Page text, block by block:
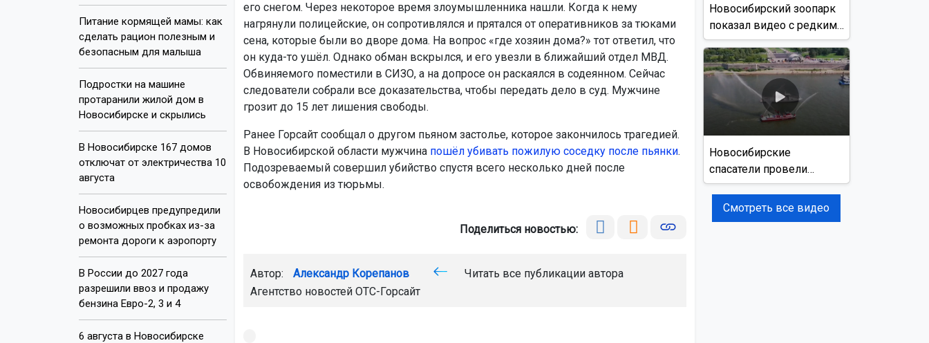
Питание кормящей мамы: как
сделать рацион полезным и
безопасным для малыша
Подростки на машине
протаранили жилой дом в
Новосибирске и скрылись
В Новосибирске 167 домов
отключат от электричества 10
августа
Новосибирцев предупредили
о возможных пробках из-за
ремонта дороги к аэропорту
В России до 2027 года
разрешили ввоз и продажу
бензина Евро-2, 3 и 4
6 августа в Новосибирске
его снегом. Через некоторое время злоумышленника нашли. Когда к нему
нагрянули полицейские, он сопротивлялся и прятался от оперативников за тюками
сена, которые были во дворе дома. На вопрос «где хозяин дома?» тот ответил, что
он куда-то ушёл. Однако обман вскрылся, и его увезли в ближайший отдел МВД.
Обвиняемого поместили в СИЗО, а на допросе он раскаялся в содеянном. Сейчас
следователи собрали все доказательства, чтобы передать дело в суд. Мужчине
грозит до 15 лет лишения свободы.
Ранее Горсайт сообщал о другом пьяном застолье, которое закончилось трагедией.
В Новосибирской области мужчина пошёл убивать пожилую соседку после пьянки.
Подозреваемый совершил убийство спустя всего несколько дней после
освобождения из тюрьмы.
Поделиться новостью:
Автор: Александр Корепанов
Читать все публикации автора
Агентство новостей ОТС-Горсайт
Новосибирский зоопарк
показал видео с редким
виверровым котом
Новосибирские
спасатели провели
учения на реке Обь
Смотреть все видео